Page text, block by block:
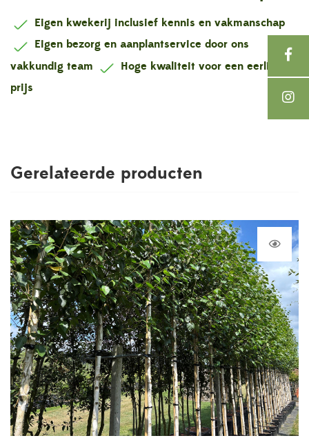
Eigen kwekerij inclusief kennis en vakmanschap
Eigen bezorg en aanplantservice door ons
vakkundig team
Hoge kwaliteit voor een eerlijke
prijs
Gerelateerde producten